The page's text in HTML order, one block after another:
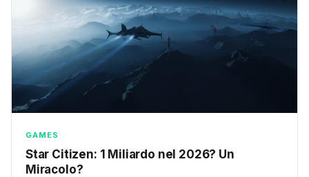
GAMES
Star Citizen: 1 Miliardo nel 2026? Un
Miracolo?